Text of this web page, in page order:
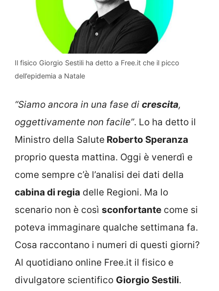
Il fisico Giorgio Sestili ha detto a Free.it che il picco
dell’epidemia a Natale
“Siamo ancora in una fase di crescita,
oggettivamente non facile”. Lo ha detto il
Ministro della Salute Roberto Speranza
proprio questa mattina. Oggi è venerdì e
come sempre c’è l’analisi dei dati della
cabina di regia delle Regioni. Ma lo
scenario non è così sconfortante come si
poteva immaginare qualche settimana fa.
Cosa raccontano i numeri di questi giorni?
Al quotidiano online Free.it il fisico e
divulgatore scientifico Giorgio Sestili.